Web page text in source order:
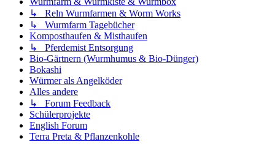
↳ Reln Wurmfarmen & Worm Works
↳ Wurmfarm Tagebücher
Komposthaufen & Misthaufen
↳ Pferdemist Entsorgung
Bio-Gärtnern (Wurmhumus & Bio-Dünger)
Bokashi
Würmer als Angelköder
Alles andere
↳ Forum Feedback
Schülerprojekte
English Forum
Terra Preta & Pflanzenkohle